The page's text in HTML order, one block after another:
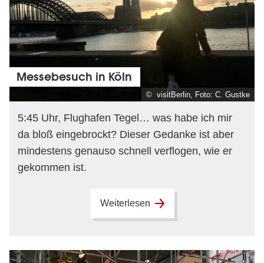
© visitBerlin, Foto: C. Gustke
Messebesuch in Köln
5:45 Uhr, Flughafen Tegel… was habe ich mir
da bloß eingebrockt? Dieser Gedanke ist aber
mindestens genauso schnell verflogen, wie er
gekommen ist.
Weiterlesen